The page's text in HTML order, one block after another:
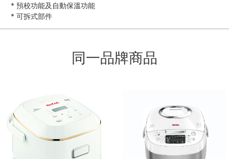
* 預校功能及自動保溫功能
* 可拆式部件
同一品牌商品